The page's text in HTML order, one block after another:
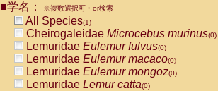
CebidaeCebus nigrivittatus
CebidaeCebus
CebidaeSaimiri boliviensis(0)
CebidaeSaimiri sciureus(0)
AtelidaeAlouatta caraya(0)
AtelidaeAlouatta fusca(0)
AtelidaeAlouatta seniculus
■学名： ※複数選択可・or検索
All Species(1)
Cheirogaleidae Microcebus murinus(0)
Lemuridae Eulemur fulvus(0)
Lemuridae Eulemur macaco(0)
Lemuridae Eulemur mongoz(0)
Lemuridae Lemur catta(0)